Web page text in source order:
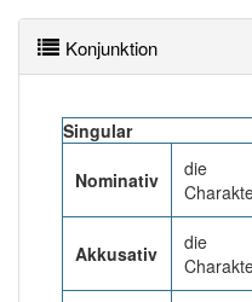
Häufigkeit: 4 von 10
Wörter mit Endung-
Wörter mit Endung-
einem anderen Artikel
81% unserer Spielapp-
Konjunktion
Singular
Nominativ
die
Akkusativ
die